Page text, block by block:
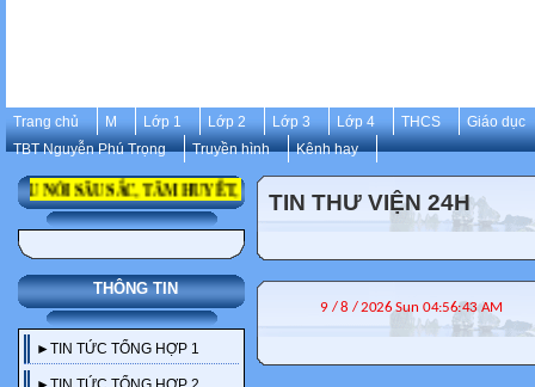
Trang chủ M Lớp 1 Lớp 2 Lớp 3 Lớp 4 THCS
Giáo dục
TBT Nguyễn Phú Trọng
Truyền hình Kênh hay
SÂU SẮC, TÂM HUYẾT, ĐỂ ĐỜI CỦA CỐ TỔNG BÍ THƯ NGUYỄN
THÔNG TIN
►TIN TỨC TỔNG HỢP 1
TIN THƯ VIỆN 24H